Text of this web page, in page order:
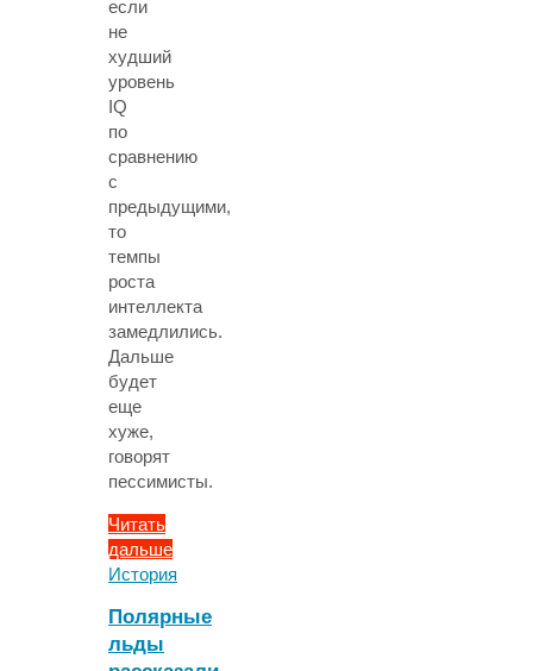
если
не
худший
уровень
IQ
по
сравнению
с
предыдущими,
то
темпы
роста
интеллекта
замедлились.
Дальше
будет
еще
хуже,
говорят
пессимисты.
Читать
дальше
"Кризис
или
кризис
История
Полярные
льды